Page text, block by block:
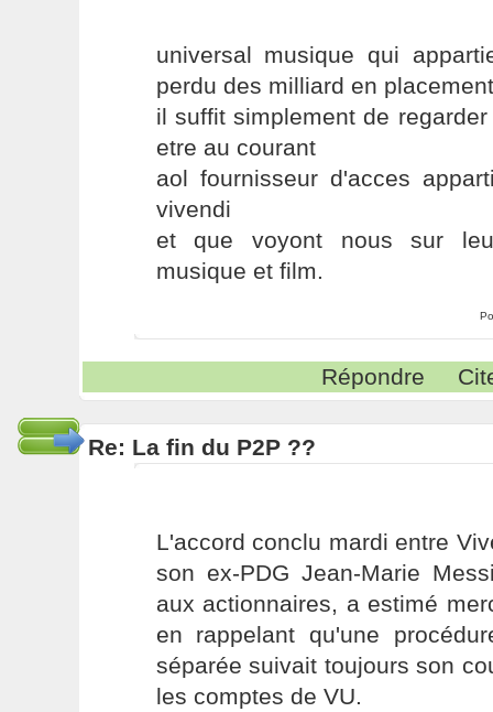
universal musique qui
perdu des milliard en
il suffit simplement de
etre au courant
aol fournisseur d'acces
vivendi
et que voyont nous sur
musique et film.
Répondre
Re: La fin du P2P ??
L'accord conclu mardi entre
son ex-PDG Jean-Marie
aux actionnaires, a estimé
en rappelant qu'une
séparée suivait toujours son
les comptes de VU.